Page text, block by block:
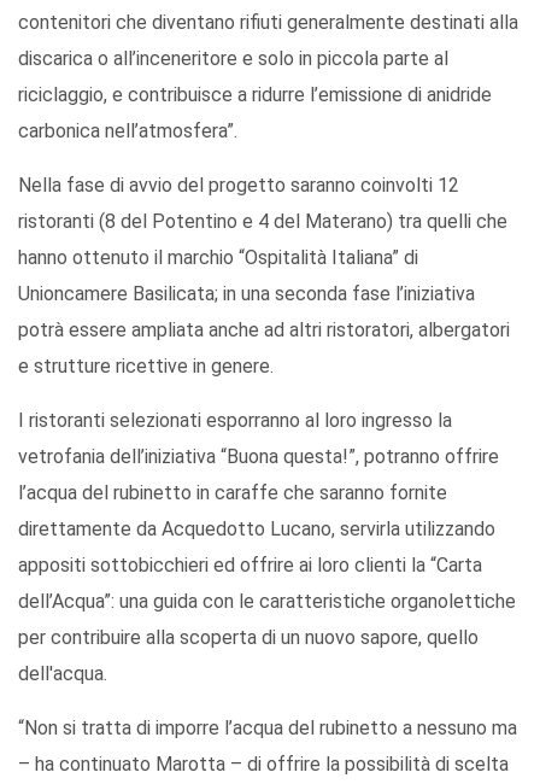
contenitori che diventano rifiuti generalmente destinati alla
discarica o all’inceneritore e solo in piccola parte al
riciclaggio, e contribuisce a ridurre l’emissione di anidride
carbonica nell’atmosfera”.
Nella fase di avvio del progetto saranno coinvolti 12
ristoranti (8 del Potentino e 4 del Materano) tra quelli che
hanno ottenuto il marchio “Ospitalità Italiana” di
Unioncamere Basilicata; in una seconda fase l’iniziativa
potrà essere ampliata anche ad altri ristoratori, albergatori
e strutture ricettive in genere.
I ristoranti selezionati esporranno al loro ingresso la
vetrofania dell’iniziativa “Buona questa!”, potranno offrire
l’acqua del rubinetto in caraffe che saranno fornite
direttamente da Acquedotto Lucano, servirla utilizzando
appositi sottobicchieri ed offrire ai loro clienti la “Carta
dell’Acqua”: una guida con le caratteristiche organolettiche
per contribuire alla scoperta di un nuovo sapore, quello
dell'acqua.
“Non si tratta di imporre l’acqua del rubinetto a nessuno ma
– ha continuato Marotta – di offrire la possibilità di scelta